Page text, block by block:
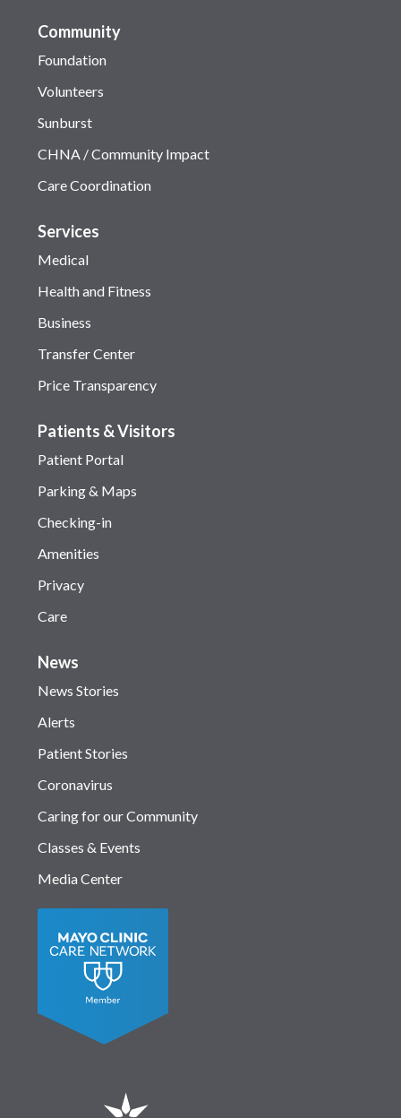
Community
Foundation
Volunteers
Sunburst
CHNA / Community Impact
Care Coordination
Services
Medical
Health and Fitness
Business
Transfer Center
Price Transparency
Patients & Visitors
Patient Portal
Parking & Maps
Checking-in
Amenities
Privacy
Care
News
News Stories
Alerts
Patient Stories
Coronavirus
Caring for our Community
Classes & Events
Media Center